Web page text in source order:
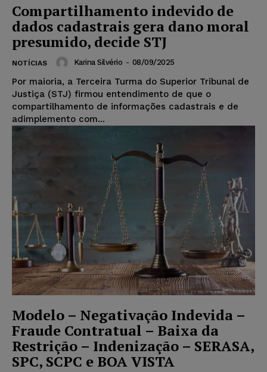
Compartilhamento indevido de
dados cadastrais gera dano moral
presumido, decide STJ
NOTÍCIAS Karina Silvério - 08/09/2025
Por maioria, a Terceira Turma do Superior Tribunal de
Justiça (STJ) firmou entendimento de que o
compartilhamento de informações cadastrais e de
adimplemento com...
Modelo – Negativação Indevida –
Fraude Contratual – Baixa da
Restrição – Indenização – SERASA,
SPC, SCPC e BOA VISTA